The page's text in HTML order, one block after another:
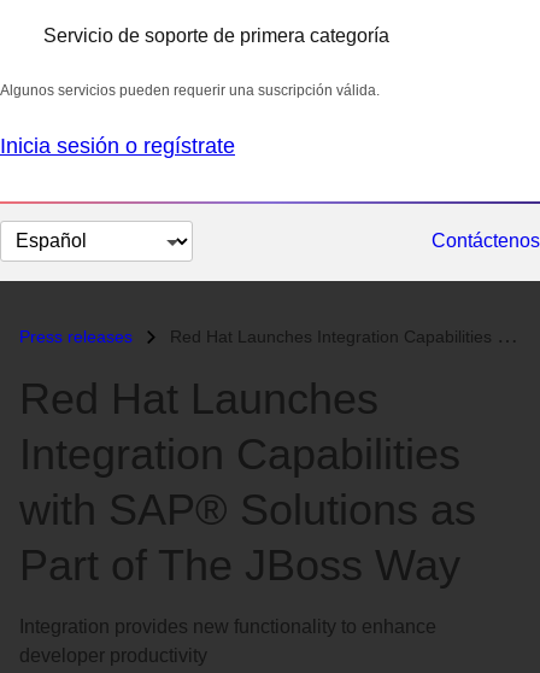
Servicio de soporte de primera categoría
Algunos servicios pueden requerir una suscripción válida.
Inicia sesión o regístrate
Cambiar
el
Contáctenos
Press releases Red Hat Launches Integration Capabilities with SAP® Solutions as Part...
Red Hat Launches
Integration Capabilities
with SAP® Solutions as
Part of The JBoss Way
Integration provides new functionality to enhance
developer productivity